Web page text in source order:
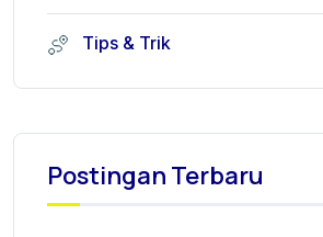
Tips & Trik
Postingan Terbaru